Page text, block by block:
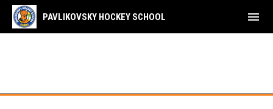
PAVLIKOVSKY HOCKEY SCHOOL menu